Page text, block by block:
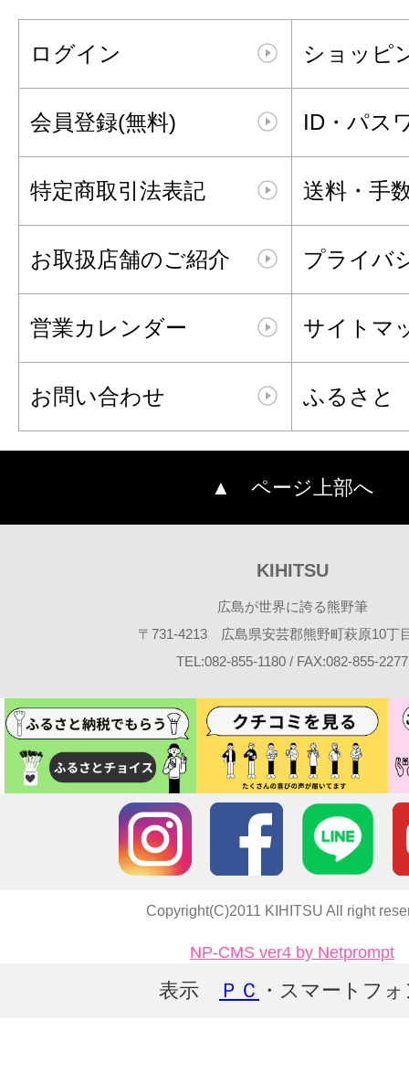
ログイン ショッピ
会員登録(無料) ID・パス
特定商取引法表記 送料・手
お取扱店舗のご紹介 プライバ
営業カレンダー サイトマ
お問い合わせ ふるさと
▲ ページ上部へ
KIHITSU
広島が世界に誇る熊野筆
〒731-4213 広島県安芸郡熊野町萩原10丁
TEL:082-855-1180 / FAX:082-855-2277
Copyright(C)2011 KIHITSU All right
NP-CMS ver4 by Netprompt
表示 ＰＣ ・スマートフ